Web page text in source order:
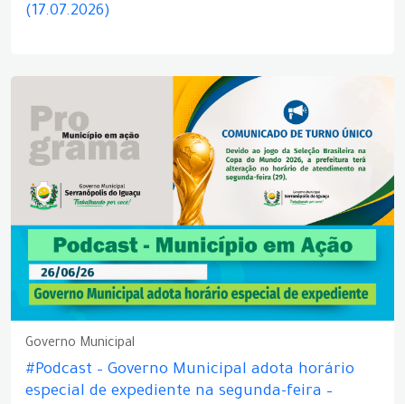
(17.07.2026)
Governo Municipal
#Podcast – Governo Municipal adota horário
especial de expediente na segunda-feira –